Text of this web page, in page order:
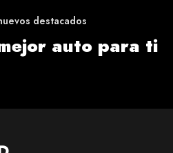
destacados
auto para ti